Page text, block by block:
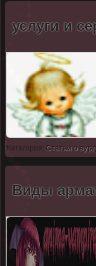
услуги и
Категория: Статьи о
Виды